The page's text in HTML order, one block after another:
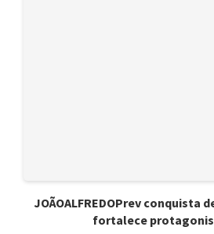
JOÃOALFREDOPrev conquista
fortalece